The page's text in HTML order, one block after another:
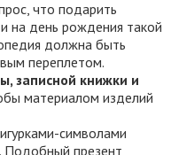
что подарить
на день рождения такой
должна быть
переплетом.
записной книжки и
материалом изделий
символами
Подобный презент